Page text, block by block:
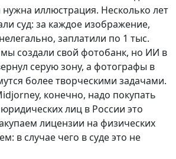
нужна иллюстрация. Несколько лет
суд: за каждое изображение,
заплатили по 1 тыс.
создали свой фотобанк, но ИИ в
серую зону, а фотографы в
более творческими задачами.
конечно, надо покупать
лиц в России это
лицензии на физических
в случае чего в суде это не